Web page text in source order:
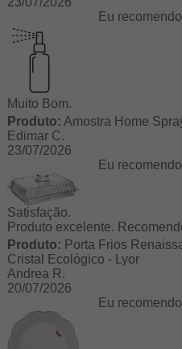
Eu
Muito Bom.
Produto: Amostra Home
Edimar C.
23/07/2026
Eu
Satisfação.
Produto excelente.
Produto: Porta Frios
Cristal Ecológico - Lyor
Andrea R.
20/07/2026
Eu